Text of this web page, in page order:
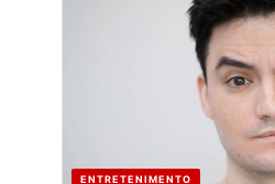
ENTRETENIMENTO